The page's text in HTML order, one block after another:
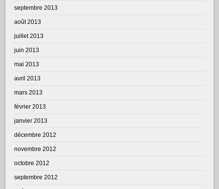
septembre 2013
août 2013
juillet 2013
juin 2013
mai 2013
avril 2013
mars 2013
février 2013
janvier 2013
décembre 2012
novembre 2012
octobre 2012
septembre 2012